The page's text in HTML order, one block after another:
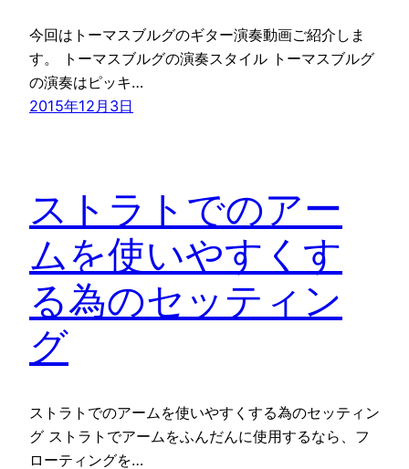
今回はトーマスブルグのギター演奏動画ご紹介しま
す。 トーマスブルグの演奏スタイル トーマスブルグ
の演奏はピッキ…
2015年12月3日
ストラトでのアー
ムを使いやすくす
る為のセッティン
グ
ストラトでのアームを使いやすくする為のセッティン
グ ストラトでアームをふんだんに使用するなら、フ
ローティングを…